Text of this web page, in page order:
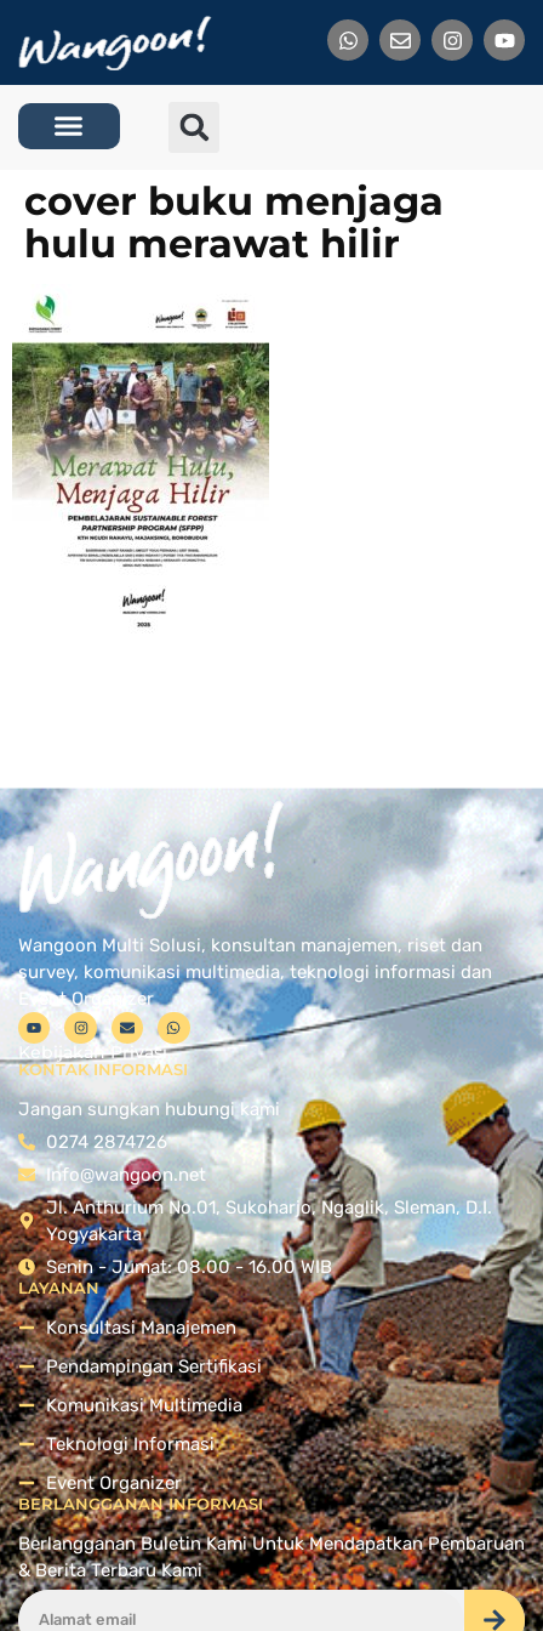
cover buku menjaga
hulu merawat hilir
Wangoon Multi Solusi, konsultan manajemen, riset dan
survey, komunikasi multimedia, teknologi informasi dan
Event Organizer
Kebijakan Privasi
KONTAK INFORMASI
Jangan sungkan hubungi kami
0274 2874726
Info@wangoon.net
Jl. Anthurium No.01, Sukoharjo, Ngaglik, Sleman, D.I.
Yogyakarta
Senin - Jumat: 08.00 - 16.00 WIB
LAYANAN
Konsultasi Manajemen
Pendampingan Sertifikasi
Komunikasi Multimedia
Teknologi Informasi
Event Organizer
BERLANGGANAN INFORMASI
Berlangganan Buletin Kami Untuk Mendapatkan Pembaruan
& Berita Terbaru Kami